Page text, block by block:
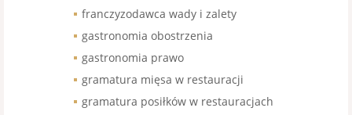
franczyzodawca wady i zalety
gastronomia obostrzenia
gastronomia prawo
gramatura mięsa w restauracji
gramatura posiłków w restauracjach